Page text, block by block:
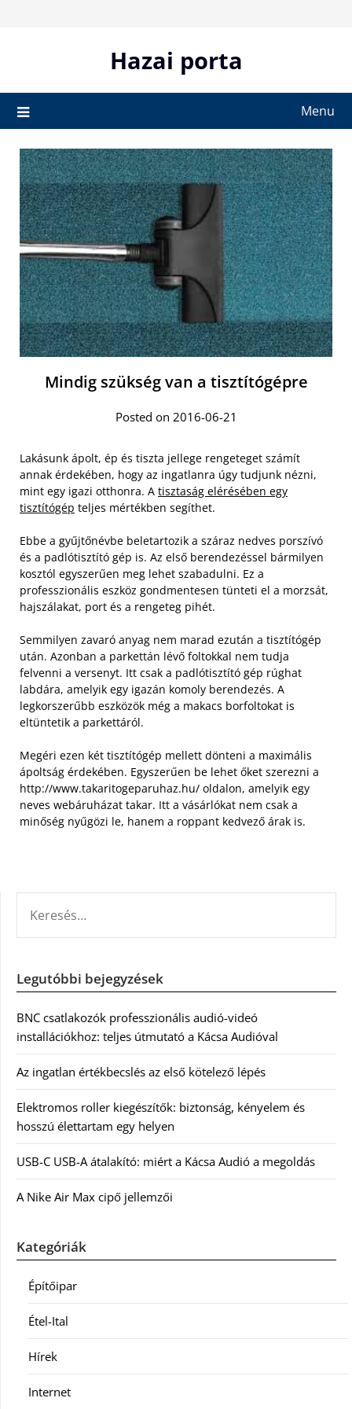
Hazai porta
Menu
Mindig szükség van a tisztítógépre
Posted on 2016-06-21
Lakásunk ápolt, ép és tiszta jellege rengeteget számít
annak érdekében, hogy az ingatlanra úgy tudjunk nézni,
mint egy igazi otthonra. A tisztaság elérésében egy
tisztítógép teljes mértékben segíthet.
Ebbe a gyűjtőnévbe beletartozik a száraz nedves porszívó
és a padlótisztító gép is. Az első berendezéssel bármilyen
kosztól egyszerűen meg lehet szabadulni. Ez a
professzionális eszköz gondmentesen tünteti el a morzsát,
hajszálakat, port és a rengeteg pihét.
Semmilyen zavaró anyag nem marad ezután a tisztítógép
után. Azonban a parkettán lévő foltokkal nem tudja
felvenni a versenyt. Itt csak a padlótisztító gép rúghat
labdára, amelyik egy igazán komoly berendezés. A
legkorszerűbb eszközök még a makacs borfoltokat is
eltüntetik a parkettáról.
Megéri ezen két tisztítógép mellett dönteni a maximális
ápoltság érdekében. Egyszerűen be lehet őket szerezni a
http://www.takaritogeparuhaz.hu/ oldalon, amelyik egy
neves webáruházat takar. Itt a vásárlókat nem csak a
minőség nyűgözi le, hanem a roppant kedvező árak is.
Legutóbbi bejegyzések
BNC csatlakozók professzionális audió-videó
installációkhoz: teljes útmutató a Kácsa Audióval
Az ingatlan értékbecslés az első kötelező lépés
Elektromos roller kiegészítők: biztonság, kényelem és
hosszú élettartam egy helyen
USB-C USB-A átalakító: miért a Kácsa Audió a megoldás
A Nike Air Max cipő jellemzői
Kategóriák
Építőipar
Étel-Ital
Hírek
Internet